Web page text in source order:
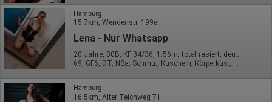
Hamburg
15.7km, Wendenstr. 199a
Lena - Nur Whatsapp
69, GF6, DT, NSa, Schmu., Kuscheln, Körperküs., DSp
Hamburg
16.5km, Alter Teichweg 71